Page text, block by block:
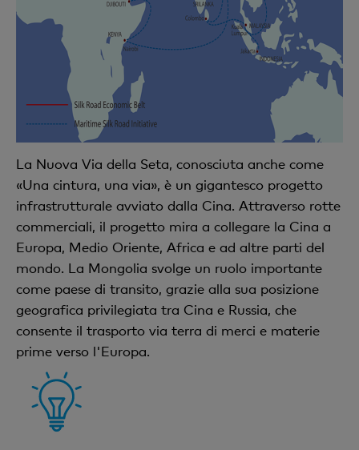
La Nuova Via della Seta, conosciuta anche come
«Una cintura, una via», è un gigantesco progetto
infrastrutturale avviato dalla Cina. Attraverso rotte
commerciali, il progetto mira a collegare la Cina a
Europa, Medio Oriente, Africa e ad altre parti del
mondo. La Mongolia svolge un ruolo importante
come paese di transito, grazie alla sua posizione
geografica privilegiata tra Cina e Russia, che
consente il trasporto via terra di merci e materie
prime verso l'Europa.